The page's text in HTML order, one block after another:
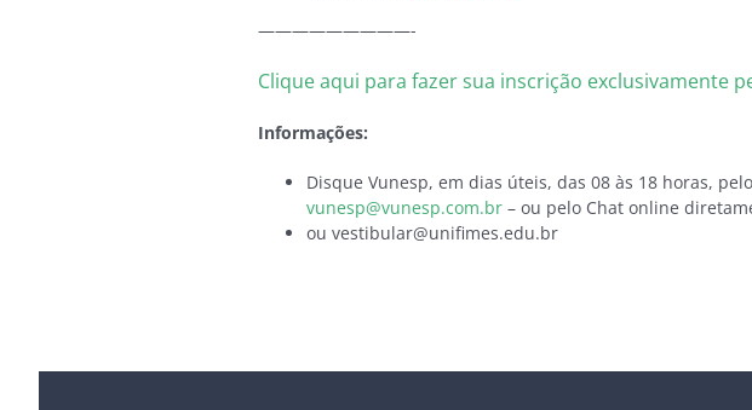
—————————-
Clique aqui para fazer sua inscrição exclusivamente
Informações:
Disque Vunesp, em dias úteis, das 08 às 18 horas,
vunesp@vunesp.com.br – ou pelo Chat online
ou vestibular@unifimes.edu.br